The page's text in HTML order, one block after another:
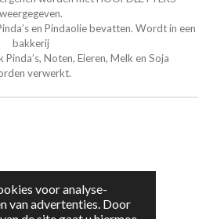
voor analyse-
van advertenties. Door
weergegeven.
en Pindaolie bevatten. Wordt in een
bakkerij
Noten, Eieren, Melk en Soja
verwerkt.